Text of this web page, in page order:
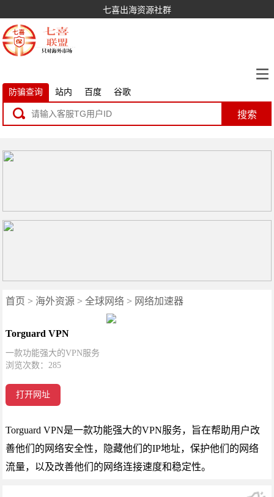
七喜出海资源社群
防骗查询 站内 百度 谷歌
搜索
首页 > 海外资源 >全球网络 > 网络加速器
Torguard VPN
一款功能强大的VPN服务
浏览次数：285
打开网址
Torguard VPN是一款功能强大的VPN服务，旨在帮助用户改
善他们的网络安全性，隐藏他们的IP地址，保护他们的网络
流量，以及改善他们的网络连接速度和稳定性。